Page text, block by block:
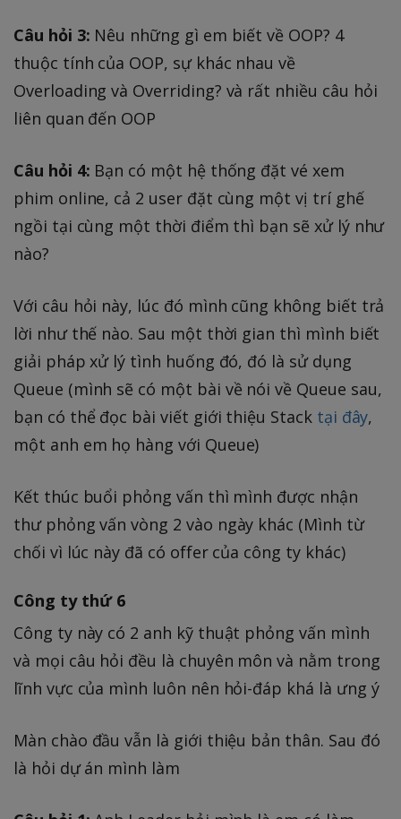
Câu hỏi 3: Nêu những gì em biết về OOP? 4
thuộc tính của OOP, sự khác nhau về
Overloading và Overriding? và rất nhiều câu hỏi
liên quan đến OOP
Câu hỏi 4: Bạn có một hệ thống đặt vé xem
phim online, cả 2 user đặt cùng một vị trí ghế
ngồi tại cùng một thời điểm thì bạn sẽ xử lý như
nào?
Với câu hỏi này, lúc đó mình cũng không biết trả
lời như thế nào. Sau một thời gian thì mình biết
giải pháp xử lý tình huống đó, đó là sử dụng
Queue (mình sẽ có một bài về nói về Queue sau,
bạn có thể đọc bài viết giới thiệu Stack tại đây,
một anh em họ hàng với Queue)
Kết thúc buổi phỏng vấn thì mình được nhận
thư phỏng vấn vòng 2 vào ngày khác (Mình từ
chối vì lúc này đã có offer của công ty khác)
Công ty thứ 6
Công ty này có 2 anh kỹ thuật phỏng vấn mình
và mọi câu hỏi đều là chuyên môn và nằm trong
lĩnh vực của mình luôn nên hỏi-đáp khá là ưng ý
Màn chào đầu vẫn là giới thiệu bản thân. Sau đó
là hỏi dự án mình làm